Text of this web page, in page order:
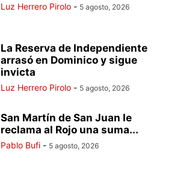
Luz Herrero Pirolo - 5 agosto, 2026
La Reserva de Independiente
arrasó en Dominico y sigue
invicta
Luz Herrero Pirolo - 5 agosto, 2026
San Martín de San Juan le
reclama al Rojo una suma...
Pablo Bufi - 5 agosto, 2026